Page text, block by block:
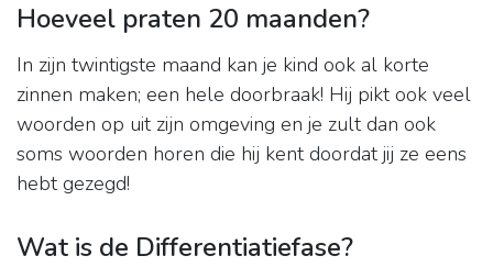
Hoeveel praten 20 maanden?
In zijn twintigste maand kan je kind ook al korte
zinnen maken; een hele doorbraak! Hij pikt ook veel
woorden op uit zijn omgeving en je zult dan ook
soms woorden horen die hij kent doordat jij ze eens
hebt gezegd!
Wat is de Differentiatiefase?